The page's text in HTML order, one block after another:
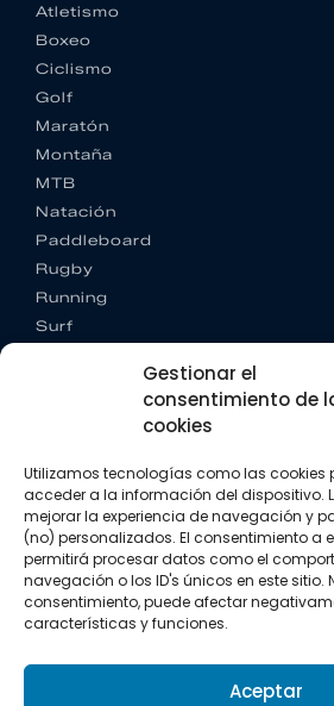
Gestionar el
consentimiento de
cookies
Utilizamos tecnologías como las
acceder a la información del dispositivo.
mejorar la experiencia de navegación y
(no) personalizados. El consentimiento a
permitirá procesar datos como el
navegación o los ID's únicos en este sitio.
consentimiento, puede afectar
características y funciones.
Aceptar
Atletismo
Boxeo
Ciclismo
Golf
Maratón
Montaña
MTB
Natación
Paddleboard
Rugby
Running
Surf
CONTACTO
+34 662 342 177
info@vkssport.com
SÍGUENOS
Política